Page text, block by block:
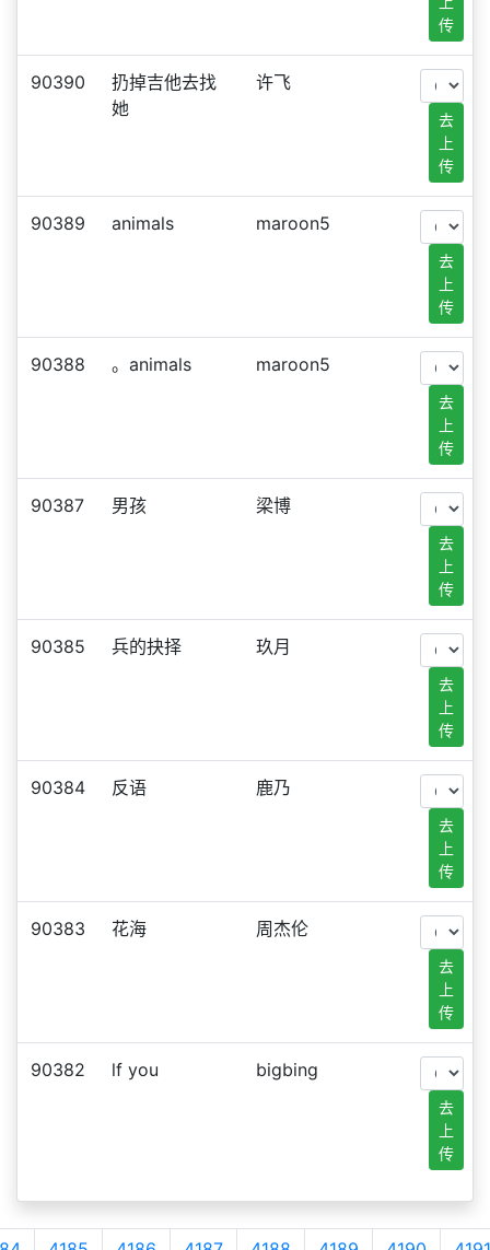
传
90390
扔掉吉他去找
她
许飞
去
上
传
90389 animals maroon5
去
上
传
90388 。animals maroon5
去
上
传
90387 男孩 梁博
去
上
传
90385 兵的抉择 玖月
去
上
传
90384 反语 鹿乃
去
上
传
90383 花海 周杰伦
去
上
传
90382 lf you bigbing
去
上
传